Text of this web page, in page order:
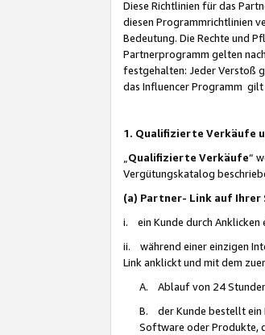
Diese Richtlinien für das
diesen Programmrichtlinien
Bedeutung. Die Rechte und
Partnerprogramm gelten
festgehalten: Jeder Verstoß
das Influencer Programm
1. Qualifizierte Verkäufe
Qualifizierte Verkäufe“
Vergütungskatalog
(a) Partner- Link auf Ihrer
i. ein Kunde durch Anklicken
ii. während einer einzigen
Link anklickt und mit dem
A. Ablauf von 24
B. der Kunde bestellt ein
Software oder Produkte,